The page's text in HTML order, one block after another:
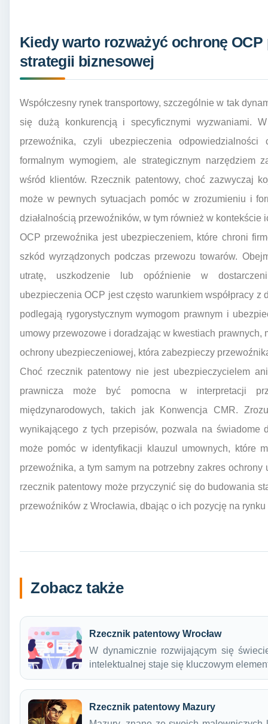
Kiedy warto rozważyć ochronę
strategii biznesowej
Współczesny rynek transportowy, szczególnie w tak
się dużą konkurencją i specyficznymi wyzwaniami.
przewoźnika, czyli ubezpieczenia
formalnym wymogiem, ale strategicznym narzędziem
wśród klientów. Rzecznik patentowy, choć zazwyczaj
może w pewnych sytuacjach pomóc w zrozumieniu i
działalnością przewoźników, w tym również w kontekście
OCP przewoźnika jest ubezpieczeniem, które chroni
szkód wyrządzonych podczas przewozu towarów.
utratę, uszkodzenie lub opóźnienie w
ubezpieczenia OCP jest często warunkiem współpracy z
podlegają rygorystycznym wymogom prawnym i
umowy przewozowe i doradzając w kwestiach prawnych,
ochrony ubezpieczeniowej, która zabezpieczy
Choć rzecznik patentowy nie jest ubezpieczycielem
prawnicza może być pomocna w interpretacji
międzynarodowych, takich jak Konwencja CMR.
wynikającego z tych przepisów, pozwala na świadome
może pomóc w identyfikacji klauzul umownych, które
przewoźnika, a tym samym na potrzebny zakres
rzecznik patentowy może przyczynić się do budowania
przewoźników z Wrocławia, dbając o ich pozycję na
Zobacz także
Rzecznik patentowy Wrocław
W dynamicznie rozwijającym się
intelektualnej staje się kluczowym
Rzecznik patentowy Mazury